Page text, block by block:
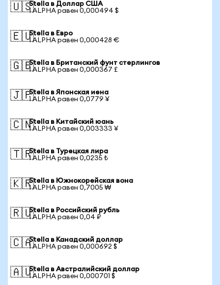
🇺🇸Stella в Доллар США
1 ALPHA равен 0,000494 $
🇪🇺Stella в Евро
1 ALPHA равен 0,000428 €
🇬🇧Stella в Британский фунт стерлингов
1 ALPHA равен 0,000367 £
🇯🇵Stella в Японская иена
1 ALPHA равен 0,0779 ¥
🇨🇳Stella в Китайский юань
1 ALPHA равен 0,003333 ¥
🇹🇷Stella в Турецкая лира
1 ALPHA равен 0,0235 ₺
🇰🇷Stella в Южнокорейская вона
1 ALPHA равен 0,7005 ₩
🇷🇺Stella в Российский рубль
1 ALPHA равен 0,04 ₽
🇨🇦Stella в Канадский доллар
1 ALPHA равен 0,000692 $
🇦🇺Stella в Австралийский доллар
1 ALPHA равен 0,000701 $